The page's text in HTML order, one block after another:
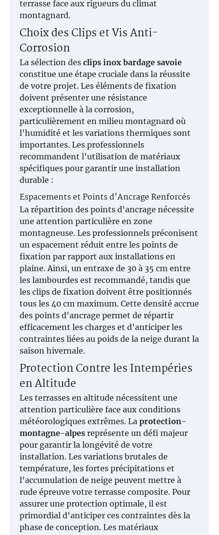
terrasse face aux rigueurs du climat
montagnard.
Choix des Clips et Vis Anti-
Corrosion
La sélection des clips inox bardage savoie
constitue une étape cruciale dans la réussite
de votre projet. Les éléments de fixation
doivent présenter une résistance
exceptionnelle à la corrosion,
particulièrement en milieu montagnard où
l'humidité et les variations thermiques sont
importantes. Les professionnels
recommandent l'utilisation de matériaux
spécifiques pour garantir une installation
durable :
Espacements et Points d'Ancrage Renforcés
La répartition des points d'ancrage nécessite
une attention particulière en zone
montagneuse. Les professionnels préconisent
un espacement réduit entre les points de
fixation par rapport aux installations en
plaine. Ainsi, un entraxe de 30 à 35 cm entre
les lambourdes est recommandé, tandis que
les clips de fixation doivent être positionnés
tous les 40 cm maximum. Cette densité accrue
des points d'ancrage permet de répartir
efficacement les charges et d'anticiper les
contraintes liées au poids de la neige durant la
saison hivernale.
Protection Contre les Intempéries
en Altitude
Les terrasses en altitude nécessitent une
attention particulière face aux conditions
météorologiques extrêmes. La protection-
montagne-alpes représente un défi majeur
pour garantir la longévité de votre
installation. Les variations brutales de
température, les fortes précipitations et
l'accumulation de neige peuvent mettre à
rude épreuve votre terrasse composite. Pour
assurer une protection optimale, il est
primordial d'anticiper ces contraintes dès la
phase de conception. Les matériaux